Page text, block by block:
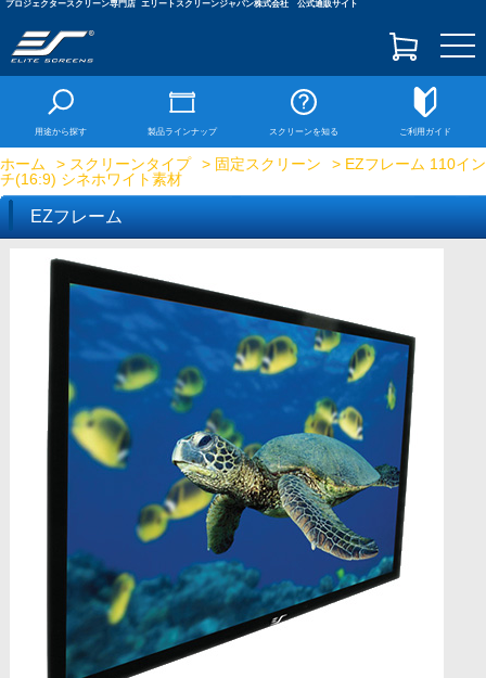
プロジェクタースクリーン専門店 エリートスクリーンジャパン株式会社 公式通販サイト
用途から探す 製品ラインナップ スクリーンを知る ご利用ガイド
ホーム > スクリーンタイプ > 固定スクリーン
> EZフレーム 110イン
チ(16:9) シネホワイト素材
EZフレーム